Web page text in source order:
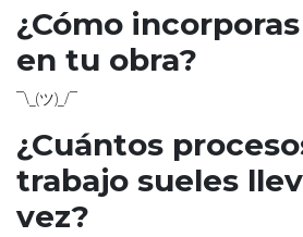
¿Cómo
en tu obra?
¯\_(ツ)_/¯
¿Cuántos
trabajo sueles
vez?